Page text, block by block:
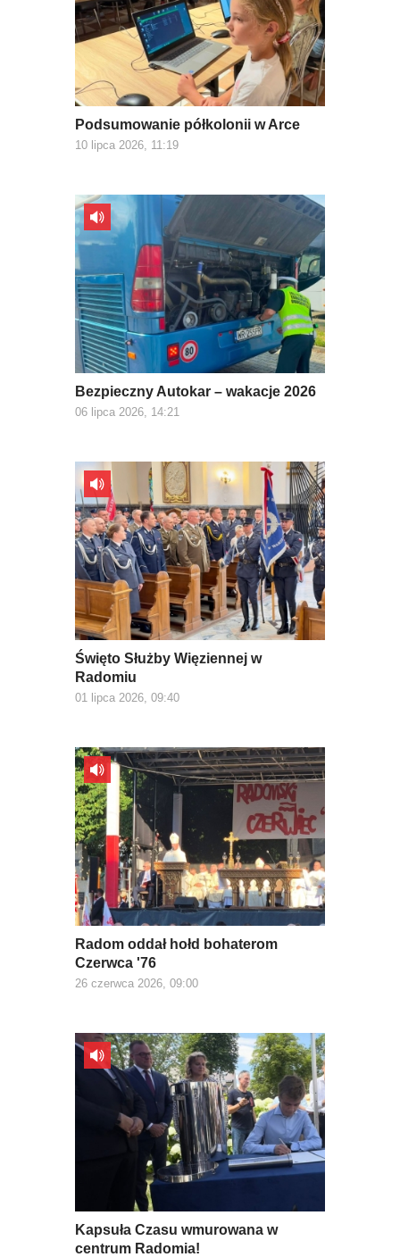
Podsumowanie półkolonii w Arce
10 lipca 2026, 11:19
Bezpieczny Autokar – wakacje 2026
06 lipca 2026, 14:21
Święto Służby Więziennej w
Radomiu
01 lipca 2026, 09:40
Radom oddał hołd bohaterom
Czerwca '76
26 czerwca 2026, 09:00
Kapsuła Czasu wmurowana w
centrum Radomia!